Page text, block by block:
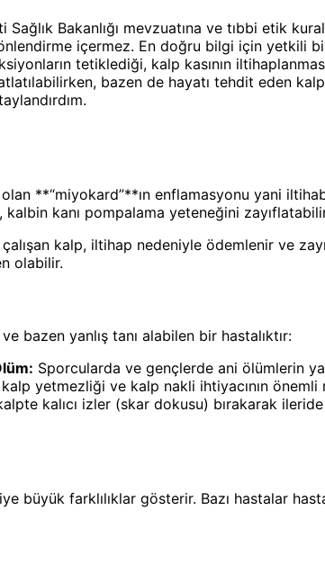
Bakanlığı mevzuatına ve tıbbi etik
içermez. En doğru bilgi için yetkili
tetiklediği, kalp kasının
bazen de hayatı tehdit eden
**“miyokard”**ın enflamasyonu yani
kalbin kanı pompalama yeteneğini
kalp, iltihap nedeniyle ödemlenir ve
olabilir.
bazen yanlış tanı alabilen bir hastalıktır:
Sporcularda ve gençlerde ani ölümlerin
yetmezliği ve kalp nakli ihtiyacının önemli
kalıcı izler (skar dokusu) bırakarak
büyük farklılıklar gösterir. Bazı hastalar